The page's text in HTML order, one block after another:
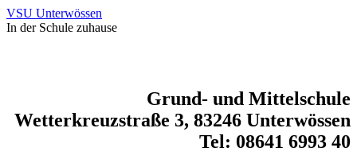
VSU Unterwössen
In der Schule zuhause
Grund- und Mittelschule
Wetterkreuzstraße 3, 83246 Unterwössen
Tel: 08641 6993 40